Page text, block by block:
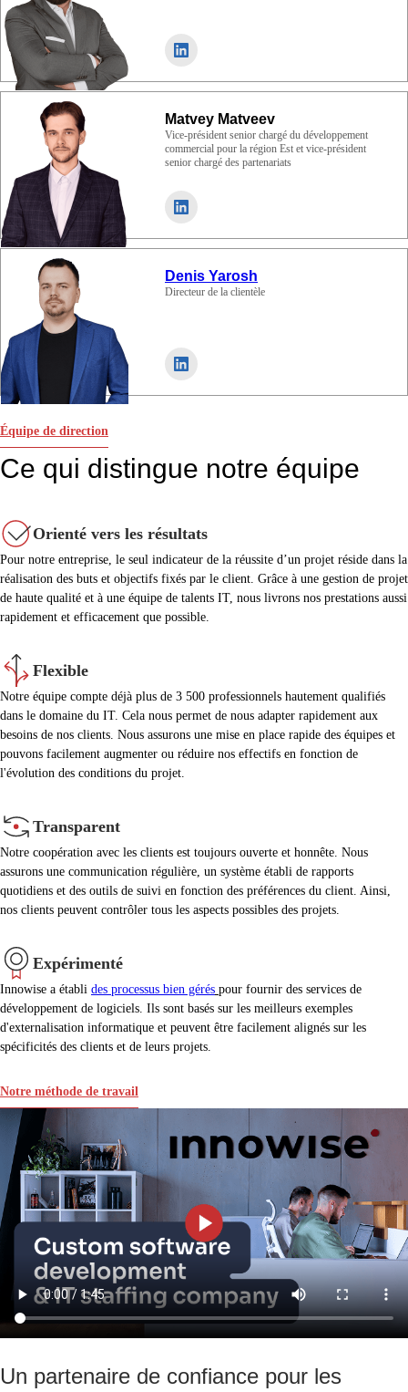
Matvey Matveev
Vice-président senior chargé du développement
commercial pour la région Est et vice-président
senior chargé des partenariats
Denis Yarosh
Directeur de la clientèle
Équipe de direction
Ce qui distingue notre équipe
Orienté vers les résultats
Pour notre entreprise, le seul indicateur de la réussite d’un projet réside dans la
réalisation des buts et objectifs fixés par le client. Grâce à une gestion de projet
de haute qualité et à une équipe de talents IT, nous livrons nos prestations aussi
rapidement et efficacement que possible.
Flexible
Notre équipe compte déjà plus de 3 500 professionnels hautement qualifiés
dans le domaine du IT. Cela nous permet de nous adapter rapidement aux
besoins de nos clients. Nous assurons une mise en place rapide des équipes et
pouvons facilement augmenter ou réduire nos effectifs en fonction de
l'évolution des conditions du projet.
Transparent
Notre coopération avec les clients est toujours ouverte et honnête. Nous
assurons une communication régulière, un système établi de rapports
quotidiens et des outils de suivi en fonction des préférences du client. Ainsi,
nos clients peuvent contrôler tous les aspects possibles des projets.
Expérimenté
Innowise a établi des processus bien gérés pour fournir des services de
développement de logiciels. Ils sont basés sur les meilleurs exemples
d'externalisation informatique et peuvent être facilement alignés sur les
spécificités des clients et de leurs projets.
Notre méthode de travail
Un partenaire de confiance pour les